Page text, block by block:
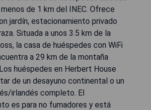
de 1 km del INEC. Ofrece
jardín, estacionamiento privado
Situada a unos 3.5 km de la
la casa de huéspedes con WiFi
a 29 km de la montaña
huéspedes en Herbert House
de un desayuno continental o un
irlandés completo. El
es para no fumadores y está